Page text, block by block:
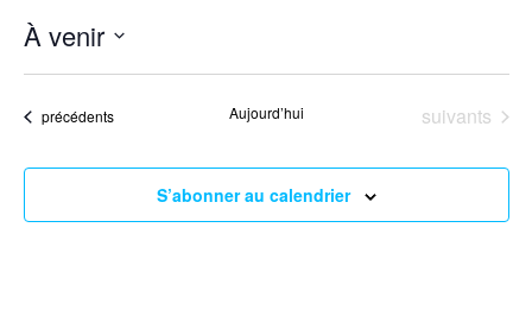
À venir
une
Évènements
précédents Aujourd’hui Évènements
suivants
S’abonner au calendrier